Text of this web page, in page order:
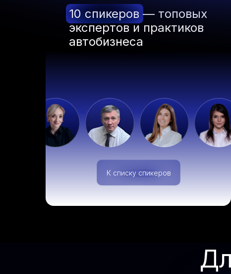
10 спикеров — топовых
экспертов и практиков
автобизнеса
К списку спикеров